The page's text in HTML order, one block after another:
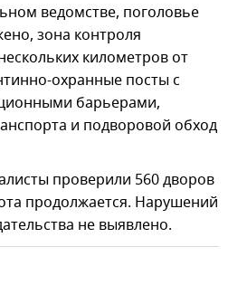
ведомстве, поголовье
зона контроля
километров от
охранные посты с
барьерами,
и подворовой обход
проверили 560 дворов
продолжается. Нарушений
не выявлено.